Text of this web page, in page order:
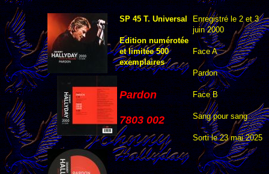
SP 45 T. Universal
Edition numérotée
et limitée 500
exemplaires
Pardon
7803 002
Enregistré le 2 et 3
juin 2000
Face A
Pardon
Face B
Sang pour sang
Sorti le 23 mai 2025